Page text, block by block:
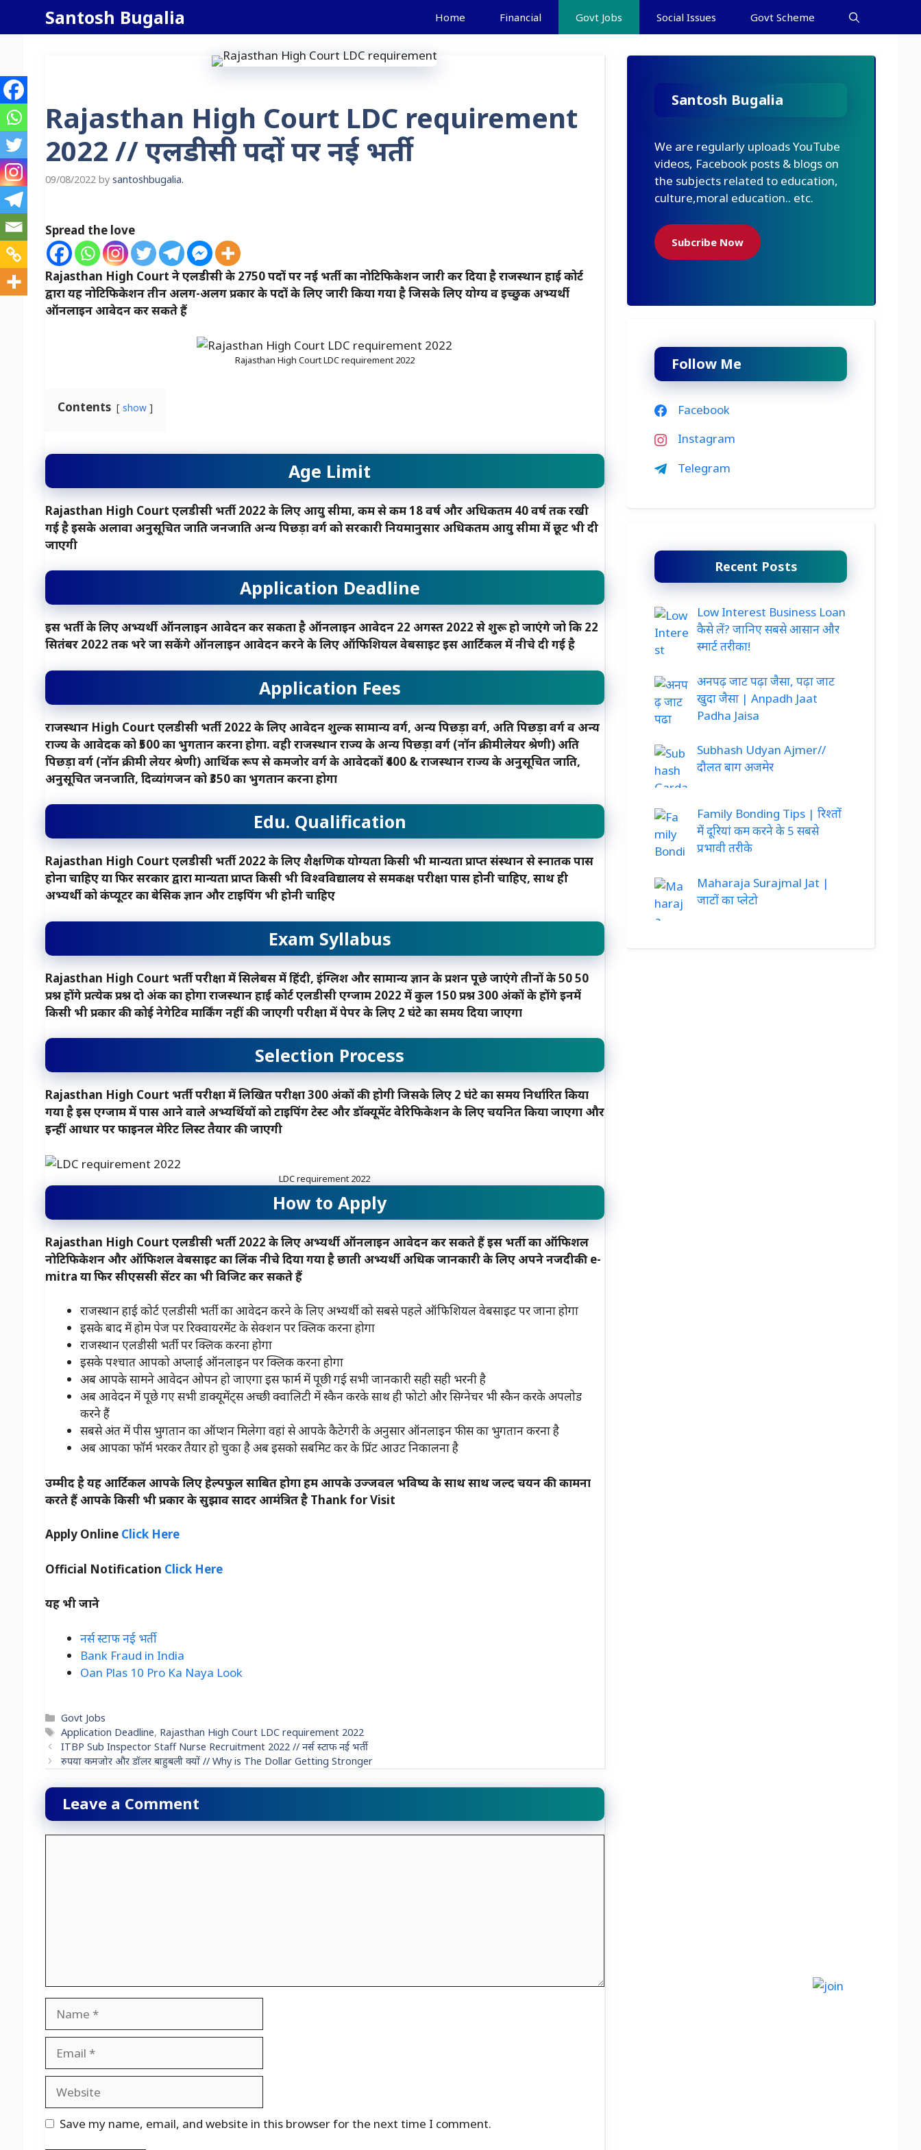
Santosh Bugalia Home Financial Govt Jobs Social Issues Govt Scheme
Rajasthan High Court LDC requirement
2022 // एलडीसी पदों पर नई भर्ती
09/08/2022 by santoshbugalia.
Spread the love
Rajasthan High Court ने एलडीसी के 2750 पदों पर नई भर्ती का नोटिफिकेशन जारी कर दिया है राजस्थान हाई कोर्ट
द्वारा यह नोटिफिकेशन तीन अलग-अलग प्रकार के पदों के लिए जारी किया गया है जिसके लिए योग्य व इच्छुक अभ्यर्थी
ऑनलाइन आवेदन कर सकते हैं
Rajasthan High Court LDC requirement 2022
Contents show
Age Limit
Rajasthan High Court एलडीसी भर्ती 2022 के लिए आयु सीमा, कम से कम 18 वर्ष और अधिकतम 40 वर्ष तक रखी
गई है इसके अलावा अनुसूचित जाति जनजाति अन्य पिछड़ा वर्ग को सरकारी नियमानुसार अधिकतम आयु सीमा में छूट भी दी
जाएगी
Application Deadline
इस भर्ती के लिए अभ्यर्थी ऑनलाइन आवेदन कर सकता है ऑनलाइन आवेदन 22 अगस्त 2022 से शुरू हो जाएंगे जो कि 22
सितंबर 2022 तक भरे जा सकेंगे ऑनलाइन आवेदन करने के लिए ऑफिशियल वेबसाइट इस आर्टिकल में नीचे दी गई है
Application Fees
राजस्थानHigh Court एलडीसी भर्ती 2022 के लिए आवेदन शुल्क सामान्य वर्ग, अन्य पिछड़ा वर्ग, अति पिछड़ा वर्ग व अन्य
राज्य के आवेदक को ₹500 का भुगतान करना होगा. वही राजस्थान राज्य के अन्य पिछड़ा वर्ग (नॉन क्रीमीलेयर श्रेणी) अति
पिछड़ा वर्ग (नॉन क्रीमी लेयर श्रेणी) आर्थिक रूप से कमजोर वर्ग के आवेदकों ₹400 & राजस्थान राज्य के अनुसूचित जाति,
अनुसूचित जनजाति, दिव्यांगजन को ₹350 का भुगतान करना होगा
Edu. Qualification
Rajasthan High Court एलडीसी भर्ती 2022 के लिए शैक्षणिक योग्यता किसी भी मान्यता प्राप्त संस्थान से स्नातक पास
होना चाहिए या फिर सरकार द्वारा मान्यता प्राप्त किसी भी विश्वविद्यालय से समकक्ष परीक्षा पास होनी चाहिए, साथ ही
अभ्यर्थी को कंप्यूटर का बेसिक ज्ञान और टाइपिंग भी होनी चाहिए
Exam Syllabus
Rajasthan High Court भर्ती परीक्षा में सिलेबस में हिंदी, इंग्लिश और सामान्य ज्ञान के प्रशन पूछे जाएंगे तीनों के 50 50
प्रश्न होंगे प्रत्येक प्रश्न दो अंक का होगा राजस्थान हाई कोर्ट एलडीसी एग्जाम 2022 में कुल 150 प्रश्न 300 अंकों के होंगे इनमें
किसी भी प्रकार की कोई नेगेटिव मार्किंग नहीं की जाएगी परीक्षा में पेपर के लिए 2 घंटे का समय दिया जाएगा
Selection Process
Rajasthan High Court भर्ती परीक्षा में लिखित परीक्षा 300 अंकों की होगी जिसके लिए 2 घंटे का समय निर्धारित किया
गया है इस एग्जाम में पास आने वाले अभ्यर्थियों को टाइपिंग टेस्ट और डॉक्यूमेंट वेरिफिकेशन के लिए चयनित किया जाएगा और
इन्हीं आधार पर फाइनल मेरिट लिस्ट तैयार की जाएगी
LDC requirement 2022
How to Apply
Rajasthan High Court एलडीसी भर्ती 2022 के लिए अभ्यर्थी ऑनलाइन आवेदन कर सकते हैं इस भर्ती का ऑफिशल
नोटिफिकेशन और ऑफिशल वेबसाइट का लिंक नीचे दिया गया है छाती अभ्यर्थी अधिक जानकारी के लिए अपने नजदीकी e-
mitra या फिर सीएससी सेंटर का भी विजिट कर सकते हैं
राजस्थान हाई कोर्ट एलडीसी भर्ती का आवेदन करने के लिए अभ्यर्थी को सबसे पहले ऑफिशियल वेबसाइट पर जाना होगा
इसके बाद में होम पेज पर रिक्वायरमेंट के सेक्शन पर क्लिक करना होगा
राजस्थान एलडीसी भर्ती पर क्लिक करना होगा
इसके पश्चात आपको अप्लाई ऑनलाइन पर क्लिक करना होगा
अब आपके सामने आवेदन ओपन हो जाएगा इस फार्म में पूछी गई सभी जानकारी सही सही भरनी है
अब आवेदन में पूछे गए सभी डाक्यूमेंट्स अच्छी क्वालिटी में स्कैन करके साथ ही फोटो और सिग्नेचर भी स्कैन करके अपलोड
करने हैं
सबसे अंत में पीस भुगतान का ऑप्शन मिलेगा वहां से आपके कैटेगरी के अनुसार ऑनलाइन फीस का भुगतान करना है
अब आपका फॉर्म भरकर तैयार हो चुका है अब इसको सबमिट कर के प्रिंट आउट निकालना है
उम्मीद है यह आर्टिकल आपके लिए हेल्पफुल साबित होगा हम आपके उज्जवल भविष्य के साथ साथ जल्द चयन की कामना
करते हैं आपके किसी भी प्रकार के सुझाव सादर आमंत्रित है Thank for Visit
Apply Online Click Here
Official Notification Click Here
यह भी जाने
नर्स स्टाफ नई भर्ती
Bank Fraud in India
Oan Plas 10 Pro Ka Naya Look
Categories
Govt Jobs
Tags
Application Deadline, Rajasthan High Court LDC requirement 2022
ITBP Sub Inspector Staff Nurse Recruitment 2022 // नर्स स्टाफ नई भर्ती
रुपया कमजोर और डॉलर बाहुबली क्यों // Why is The Dollar Getting Stronger
Leave a Comment
Save my name, email, and website in this browser for the next time I comment.
Santosh Bugalia
We are regularly uploads YouTube
videos, Facebook posts & blogs on
the subjects related to education,
culture,moral education.. etc.
Subcribe Now
Follow Me
Facebook
Instagram
Telegram
Recent Posts
Low Interest Business Loan
कैसे लें? जानिए सबसे आसान और
स्मार्ट तरीका!
अनपढ़ जाट पढ़ा जैसा, पढ़ा जाट
खुदा जैसा | Anpadh Jaat
Padha Jaisa
Subhash Udyan Ajmer//
दौलत बाग अजमेर
Family Bonding Tips | रिश्तों
में दूरियां कम करने के 5 सबसे
प्रभावी तरीके
Maharaja Surajmal Jat |
जाटों का प्लेटो